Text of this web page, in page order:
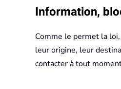
Information,
Comme le permet la
leur origine, leur
contacter à tout